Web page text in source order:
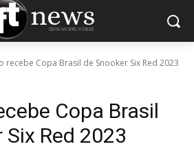
recebe Copa Brasil de Snooker Six Red 2023
Copa Brasil
Red 2023